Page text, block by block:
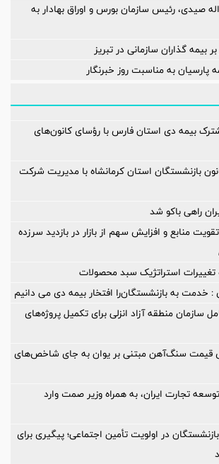
صیدی، رئیس سازمان بورس و اوراق بهادار به
بیمه گذاران سازمانی در تبریز
پارسیان به مناسبت روز خبرنگار
بیمه دی استان فارس با رؤسای کانون‌های
بازنشستگان استان کرمانشاه با مدیریت شرکت
راهی باکو شد
منابع و افزایش سهم از بازار در بازدید سرزده
استراتژیک سبد محصولات
: خدمت به بازنشستگان‌را افتخار بیمه دی می دانیم
سازمان منطقه آزاد انزلی برای تكمیل پروژه‌های
قیمت سنگ‌آهن مبتنی بر یوان به جای شاخص‌های
تجارت ایران، به همراه وزیر صمت وارد
در اولویت تأمین اجتماعی؛ پیگیری برای